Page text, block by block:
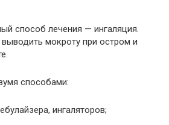
способ лечения — ингаляция.
мокроту при остром и
способами:
ингаляторов;